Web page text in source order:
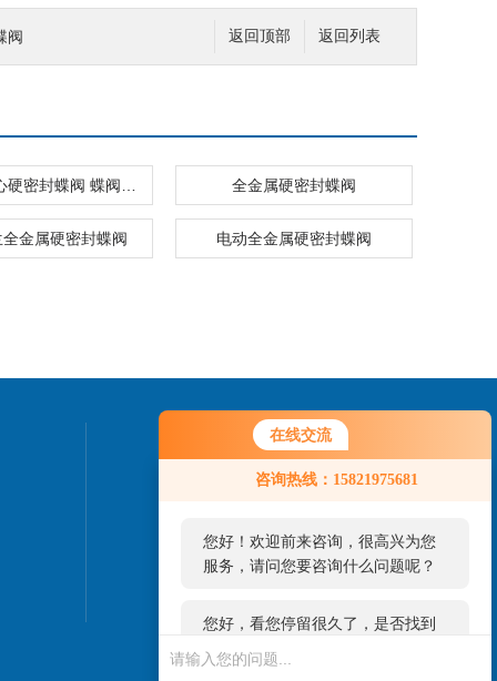
在线交流
咨询热线：15821975681
您好！欢迎前来咨询，很高兴为您
服务，请问您要咨询什么问题呢？
您好，看您停留很久了，是否找到
了需求产品，您可以直接在线与我
返回列表
返回顶部
阀
全金属硬密封蝶阀
金属硬密封蝶阀 电动全金属硬密封蝶阀
联系我们
021-51863699